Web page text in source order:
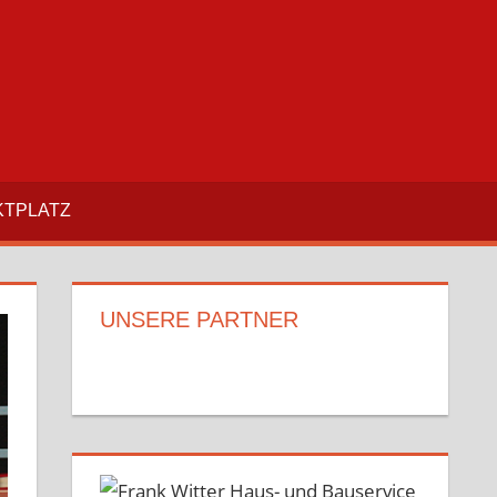
UNSERE PARTNER